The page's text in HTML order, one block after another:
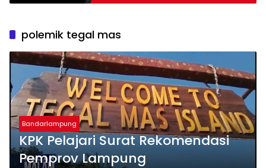
polemik tegal mas
Bandarlampung
KPK Pelajari Surat Rekomendasi
Pemprov Lampung